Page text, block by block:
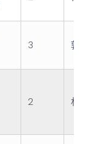
3 郭
2 林